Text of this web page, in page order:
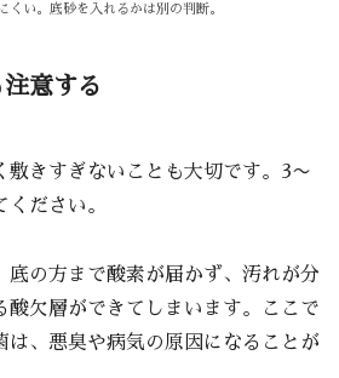
くい。底砂を入れるかは別の判断。
意する
敷きすぎないことも大切です。3〜
ださい。
底の方まで酸素が届かず、汚れが分
酸欠層ができてしまいます。ここで
は、悪臭や病気の原因になることが